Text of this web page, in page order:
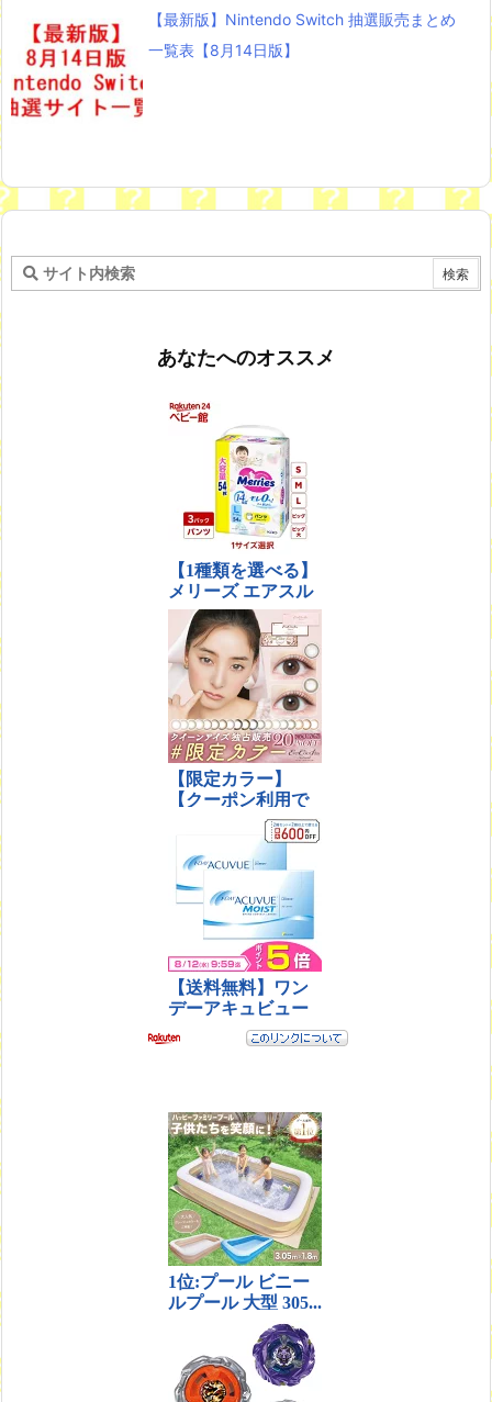
【最新版】Nintendo Switch 抽選販売まとめ
一覧表【8月14日版】
あなたへのオススメ